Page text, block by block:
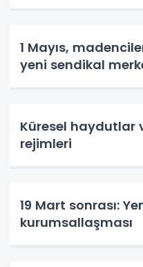
1 Mayıs,
yeni sendikal
Küresel haydutlar
rejimleri
19 Mart sonrası:
kurumsallaşması